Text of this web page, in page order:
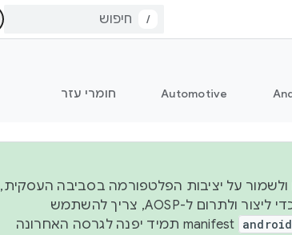
/
Automotive חומרי עזר
שלנו ולשמור על יציבות הפלטפורמה בסביבה העסקית,
נפרסם קוד מקור ב-AOSP ברבעון השני וברבעון הרביעי. כדי ליצור ולתרום ל-AOSP, צריך להשתמש
manifest תמיד יפנה לגרסה האחרונה